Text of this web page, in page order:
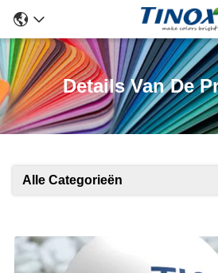
Details Van De
Alle Categorieën